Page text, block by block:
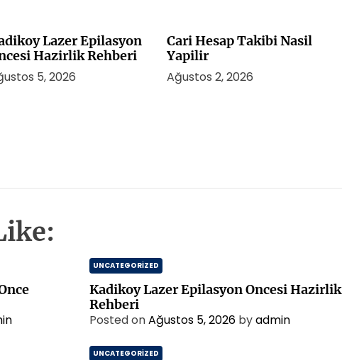
Lazer Epilasyon
Hazirlik Rehberi
5, 2026
Cari Hesap Takibi Nasil
Yapilir
Ağustos 2, 2026
UNCATEGORIZED
Kadikoy Lazer Epilasyon Oncesi Hazirlik
Rehberi
Posted onAğustos 5, 2026 byadmin
UNCATEGORIZED